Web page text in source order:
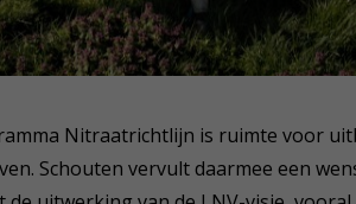
Nitraatrichtlijn is ruimte voor
Schouten vervult daarmee een